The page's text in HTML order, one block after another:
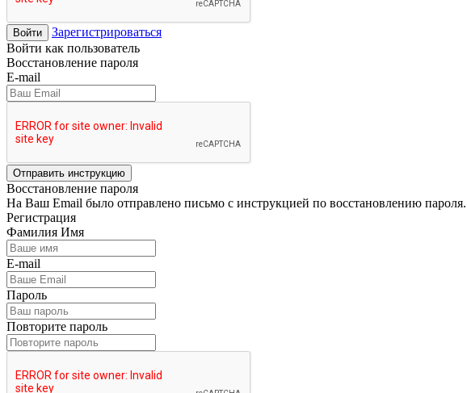
Войти
Зарегистрироваться
Войти как пользователь
Восстановление пароля
E-mail
Отправить инструкцию
Восстановление пароля
На Ваш Email было отправлено письмо с инструкцией по восстановлению пароля.
Регистрация
Фамилия Имя
E-mail
Пароль
Повторите пароль